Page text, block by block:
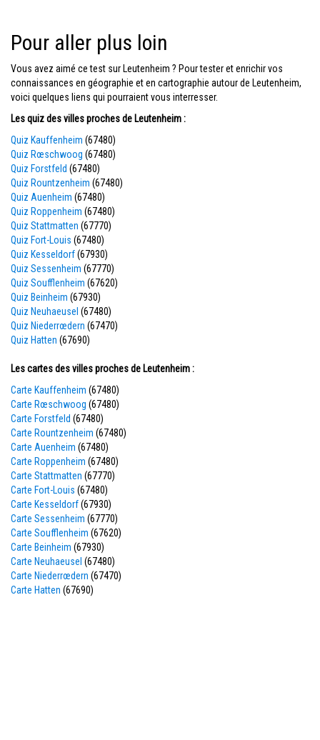
Pour aller plus loin
Vous avez aimé ce test sur Leutenheim ? Pour tester et enrichir vos
connaissances en géographie et en cartographie autour de Leutenheim,
voici quelques liens qui pourraient vous interresser.
Les quiz des villes proches de Leutenheim :
Quiz Kauffenheim (67480)
Quiz Rœschwoog (67480)
Quiz Forstfeld (67480)
Quiz Rountzenheim (67480)
Quiz Auenheim (67480)
Quiz Roppenheim (67480)
Quiz Stattmatten (67770)
Quiz Fort-Louis (67480)
Quiz Kesseldorf(67930)
Quiz Sessenheim (67770)
Quiz Soufflenheim (67620)
Quiz Beinheim (67930)
Quiz Neuhaeusel (67480)
Quiz Niederrœdern (67470)
Quiz Hatten (67690)
Les cartes des villes proches de Leutenheim :
Carte Kauffenheim (67480)
Carte Rœschwoog (67480)
Carte Forstfeld (67480)
Carte Rountzenheim (67480)
Carte Auenheim (67480)
Carte Roppenheim (67480)
Carte Stattmatten (67770)
Carte Fort-Louis (67480)
Carte Kesseldorf(67930)
Carte Sessenheim (67770)
Carte Soufflenheim (67620)
Carte Beinheim (67930)
Carte Neuhaeusel (67480)
Carte Niederrœdern (67470)
Carte Hatten (67690)